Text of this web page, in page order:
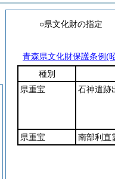
○県文化財の指定
青森県文化財保護条例(
種別
県重宝
石神遺跡
県重宝
南部利直